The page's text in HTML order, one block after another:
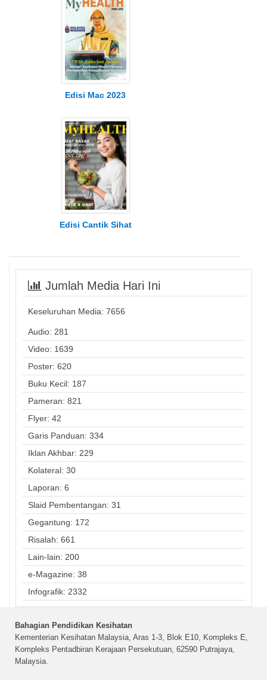
Edisi Mac 2023
Edisi Cantik Sihat
Jumlah Media Hari Ini
Keseluruhan Media: 7656
Audio: 281
Video: 1639
Poster: 620
Buku Kecil: 187
Pameran: 821
Flyer: 42
Garis Panduan: 334
Iklan Akhbar: 229
Kolateral: 30
Laporan: 6
Slaid Pembentangan: 31
Gegantung: 172
Risalah: 661
Lain-lain: 200
e-Magazine: 38
Infografik: 2332
Bahagian Pendidikan Kesihatan
Kementerian Kesihatan Malaysia, Aras 1-3, Blok E10, Kompleks E,
Kompleks Pentadbiran Kerajaan Persekutuan, 62590 Putrajaya,
Malaysia.